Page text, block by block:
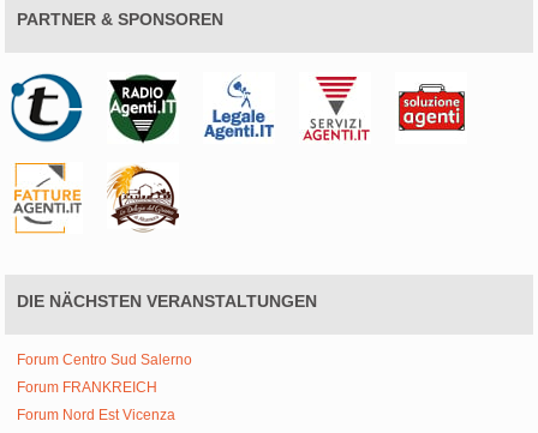
PARTNER & SPONSOREN
DIE NÄCHSTEN VERANSTALTUNGEN
Forum Centro Sud Salerno
Forum FRANKREICH
Forum Nord Est Vicenza